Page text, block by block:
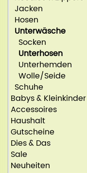
Jacken
Hosen
Unterwäsche
Socken
Unterhosen
Unterhemden
Wolle/Seide
Schuhe
Babys & Kleinkinder
Accessoires
Haushalt
Gutscheine
Dies & Das
Sale
Neuheiten